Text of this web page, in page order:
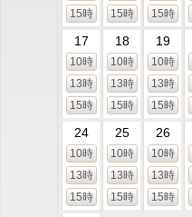
15時
15時
15時
17
10時
13時
15時
18
10時
13時
15時
19
10時
13時
15時
24
10時
13時
15時
25
10時
13時
15時
26
10時
13時
15時